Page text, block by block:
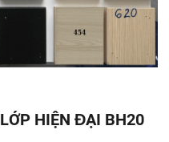
HIỆN ĐẠI BH20